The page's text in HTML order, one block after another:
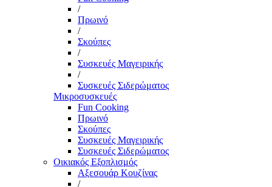
/
Πρωινό
/
Σκούπες
/
Συσκευές Μαγειρικής
/
Συσκευές Σιδερώματος
Μικροσυσκευές
Fun Cooking
Πρωινό
Σκούπες
Συσκευές Μαγειρικής
Συσκευές Σιδερώματος
Οικιακός Εξοπλισμός
Αξεσουάρ Κουζίνας
/